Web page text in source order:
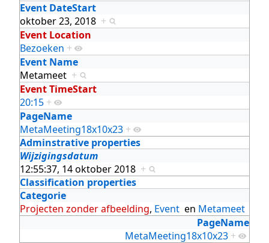
Event DateStart
oktober 23, 2018 +
Event Location
Bezoeken +
Event Name
Metameet +
Event TimeStart
20:15 +
PageName
MetaMeeting18x10x23 +
Adminstrative properties
Wijzigingsdatum
12:55:37, 14 oktober 2018 +
Classification properties
Categorie
Projecten zonder afbeelding, Event en Metameet
PageName
MetaMeeting18x10x23 +